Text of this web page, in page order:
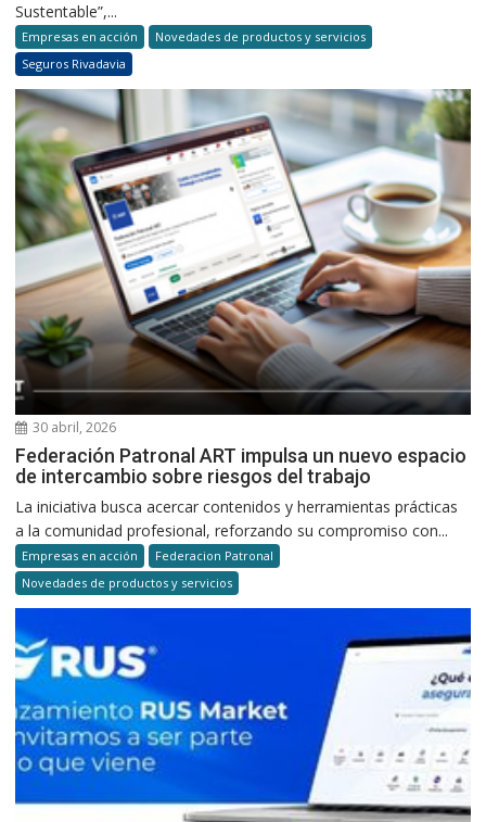
Sustentable”,...
Empresas en acción
Novedades de productos y servicios
Seguros Rivadavia
30 abril, 2026
Federación Patronal ART impulsa un nuevo espacio
de intercambio sobre riesgos del trabajo
La iniciativa busca acercar contenidos y herramientas prácticas
a la comunidad profesional, reforzando su compromiso con...
Empresas en acción
Federacion Patronal
Novedades de productos y servicios